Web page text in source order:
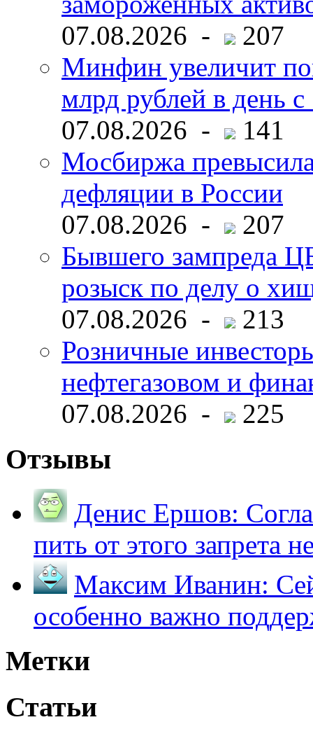
07.08.2026 -
207
Минфин увеличит
млрд рублей в день с
07.08.2026 -
141
Мосбиржа
дефляции в России
07.08.2026 -
207
Бывшего зампреда
розыск по делу о
07.08.2026 -
213
Розничные
нефтегазовом и
07.08.2026 -
225
Отзывы
Денис Ершов:
пить от этого запрета
Максим Иванин:
особенно важно
Метки
Статьи